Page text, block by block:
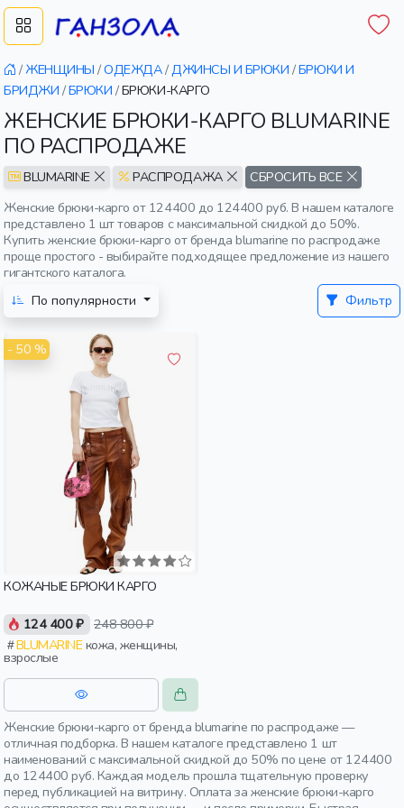
/ ЖЕНЩИНЫ /ОДЕЖДА/ДЖИНСЫ И БРЮКИ /БРЮКИ И
БРИДЖИ /БРЮКИ /БРЮКИ-КАРГО
ЖЕНСКИЕ БРЮКИ-КАРГО BLUMARINE
ПО РАСПРОДАЖЕ
BLUMARINE РАСПРОДАЖА
СБРОСИТЬ ВСЕ
Женские брюки-карго от 124400 до 124400 руб. В нашем каталоге
представлено 1 шт товаров с максимальной скидкой до 50%.
Купить женские брюки-карго от бренда blumarine по распродаже
проще простого - выбирайте подходящее предложение из нашего
гигантского каталога.
По популярности
Фильтр
- 50 %
КОЖАНЫЕ БРЮКИ КАРГО
124 400 ₽ 248 800 ₽
BLUMARINEкожа, женщины,
взрослые
Женские брюки-карго от бренда blumarine по распродаже —
отличная подборка. В нашем каталоге представлено 1 шт
наименований с максимальной скидкой до 50% по цене от 124400
до 124400 руб. Каждая модель прошла тщательную проверку
перед публикацией на витрину. Оплата за женские брюки-карго